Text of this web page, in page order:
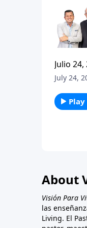
Julio
tesalonicenses
a sus
July 24,
Play
About
Visión Para
las
Living. El